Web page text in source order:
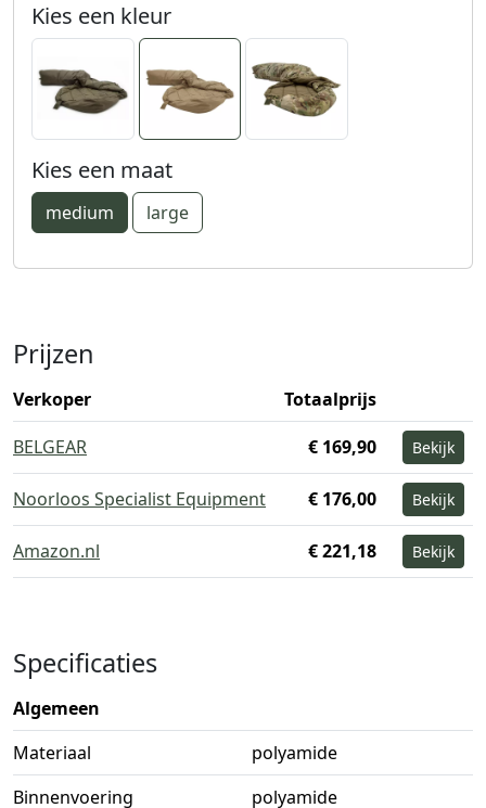
Kies een kleur
Kies een maat
medium large
Prijzen
Verkoper
Totaalprijs
BELGEAR
€ 169,90 Bekijk
Noorloos Specialist Equipment € 176,00 Bekijk
Amazon.nl € 221,18 Bekijk
Specificaties
Algemeen
Materiaal
polyamide
Binnenvoering
polyamide